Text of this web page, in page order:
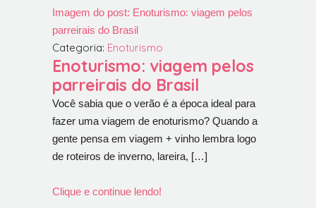
Imagem do post: Enoturismo: viagem pelos
parreirais do Brasil
Categoria: Enoturismo
Enoturismo: viagem pelos
parreirais do Brasil
Você sabia que o verão é a época ideal para
fazer uma viagem de enoturismo? Quando a
gente pensa em viagem + vinho lembra logo
de roteiros de inverno, lareira, […]
Clique e continue lendo!